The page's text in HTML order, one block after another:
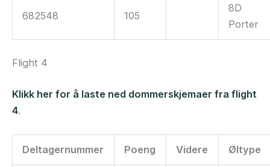
682548 105
8D
Porter
Flight 4
Klikk her for å laste ned dommerskjemaer fra flight
4.
Deltagernummer Poeng Videre Øltype